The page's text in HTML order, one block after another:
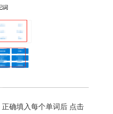
确填入每个单词后 点击